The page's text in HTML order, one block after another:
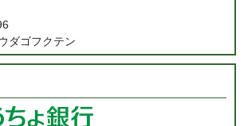
ダゴフクテン